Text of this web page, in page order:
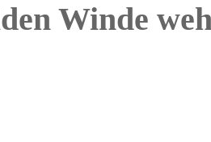
Winde